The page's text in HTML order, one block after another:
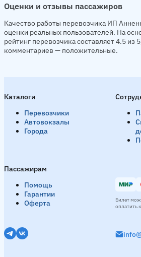
Оценки и отзывы пассажиров
Качество работы перевозчика ИП
оценки реальных пользователей. На
рейтинг перевозчика составляет 4.5 из
комментариев — положительные.
Каталоги
Перевозчики
Автовокзалы
Города
Пассажирам
Помощь
Гарантии
Оферта
Билет
оплатить